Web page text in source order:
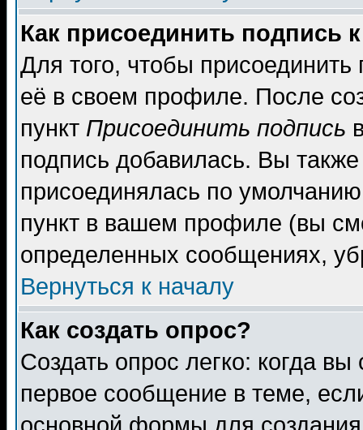
Как присоединить подпись
Для того, чтобы
её в своем профиле. После
пункт Присоединить подпись
подпись добавилась. Вы
присоединялась по
пункт в вашем профиле (вы
определенных сообщениях,
Вернуться к началу
Как создать опрос?
Создать опрос легко: когда
первое сообщение в теме,